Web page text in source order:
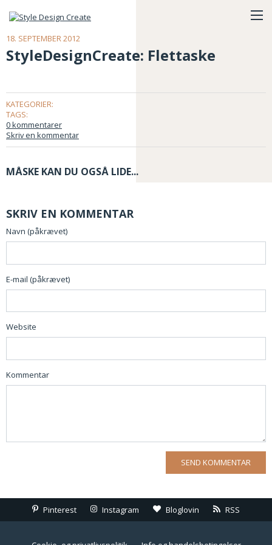
18. SEPTEMBER 2012
StyleDesignCreate: Flettaske
KATEGORIER:
TAGS:
0 kommentarer
Skriv en kommentar
MÅSKE KAN DU OGSÅ LIDE...
SKRIV EN KOMMENTAR
Navn (påkrævet)
E-mail (påkrævet)
Website
Kommentar
Pinterest Instagram Bloglovin RSS